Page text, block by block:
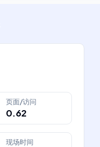
页面/访问
0.62
现场时间